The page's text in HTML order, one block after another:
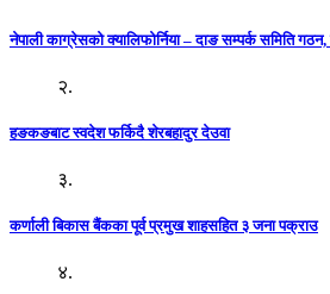
नेपाली काग्रेसको क्यालिफोर्निया – दाङ सम्पर्क समिति गठन,
२.
हङकङबाट स्वदेश फर्किदै शेरबहादुर देउवा
३.
कर्णाली बिकास बैंकका पूर्व प्रमुख शाहसहित ३ जना पक्राउ
४.